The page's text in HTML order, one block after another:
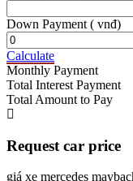
Down Payment ( vnđ)
Calculate
Monthly Payment
Total Interest Payment
Total Amount to Pay
Request car price
giá xe mercedes